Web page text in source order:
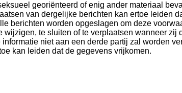
georiënteerd of enig ander materiaal
van dergelijke berichten kan ertoe leiden
berichten worden opgeslagen om deze
te sluiten of te verplaatsen wanneer zij
niet aan een derde partij zal worden
kan leiden dat de gegevens vrijkomen.